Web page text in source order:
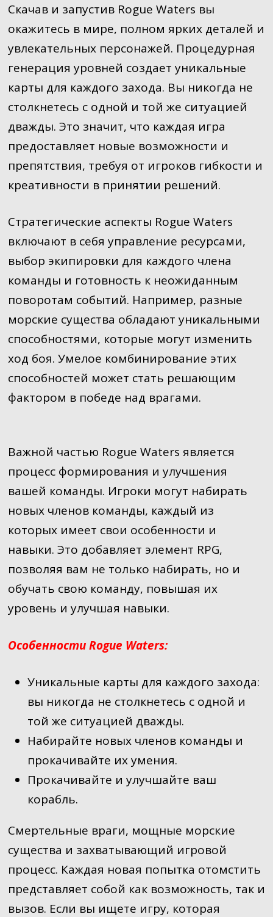
Скачав и запустив Rogue Waters вы
окажитесь в мире, полном ярких деталей и
увлекательных персонажей. Процедурная
генерация уровней создает уникальные
карты для каждого захода. Вы никогда не
столкнетесь с одной и той же ситуацией
дважды. Это значит, что каждая игра
предоставляет новые возможности и
препятствия, требуя от игроков гибкости и
креативности в принятии решений.
Стратегические аспекты Rogue Waters
включают в себя управление ресурсами,
выбор экипировки для каждого члена
команды и готовность к неожиданным
поворотам событий. Например, разные
морские существа обладают уникальными
способностями, которые могут изменить
ход боя. Умелое комбинирование этих
способностей может стать решающим
фактором в победе над врагами.
Важной частью Rogue Waters является
процесс формирования и улучшения
вашей команды. Игроки могут набирать
новых членов команды, каждый из
которых имеет свои особенности и
навыки. Это добавляет элемент RPG,
позволяя вам не только набирать, но и
обучать свою команду, повышая их
уровень и улучшая навыки.
Особенности Rogue Waters:
Уникальные карты для каждого захода:
вы никогда не столкнетесь с одной и
той же ситуацией дважды.
Набирайте новых членов команды и
прокачивайте их умения.
Прокачивайте и улучшайте ваш
корабль.
Смертельные враги, мощные морские
существа и захватывающий игровой
процесс. Каждая новая попытка отомстить
представляет собой как возможность, так и
вызов. Если вы ищете игру, которая